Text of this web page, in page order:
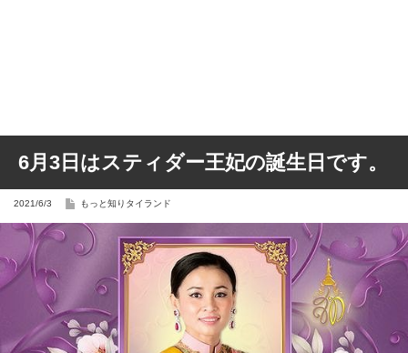
6月3日はスティダー王妃の誕生日です。
2021/6/3 もっと知りタイランド